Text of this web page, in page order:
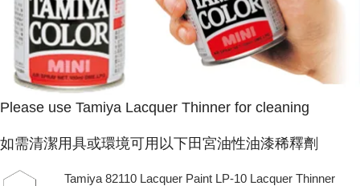
Please use Tamiya Lacquer Thinner for cleaning
如需清潔用具或環境可用以下田宮油性油漆稀釋劑
Tamiya 82110 Lacquer Paint LP-10 Lacquer Thinner